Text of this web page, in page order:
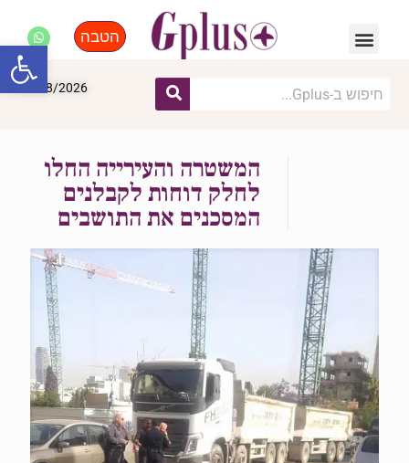
הטבה
09/08/2026
המשטרה והעירייה החלו
לחלק דוחות לקבלנים
המסכנים את התושבים
פתח